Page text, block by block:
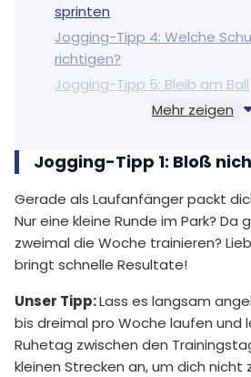
sprinten
Jogging-Tipp 4: Welche
richtigen?
Jogging-Tipp 5: Bleib am Ball
Jogging-Tipp 6: Ausreichend
Joggen & Kraftsport
Mehr zeigen
Jogging-Tipp 1: Bloß
Gerade als Laufanfänger packt
Nur eine kleine Runde im Park? Da
zweimal die Woche trainieren?
bringt schnelle Resultate!
Unser Tipp:Lass es langsam
bis dreimal pro Woche laufen und
Ruhetag zwischen den
kleinen Strecken an, um dich nicht